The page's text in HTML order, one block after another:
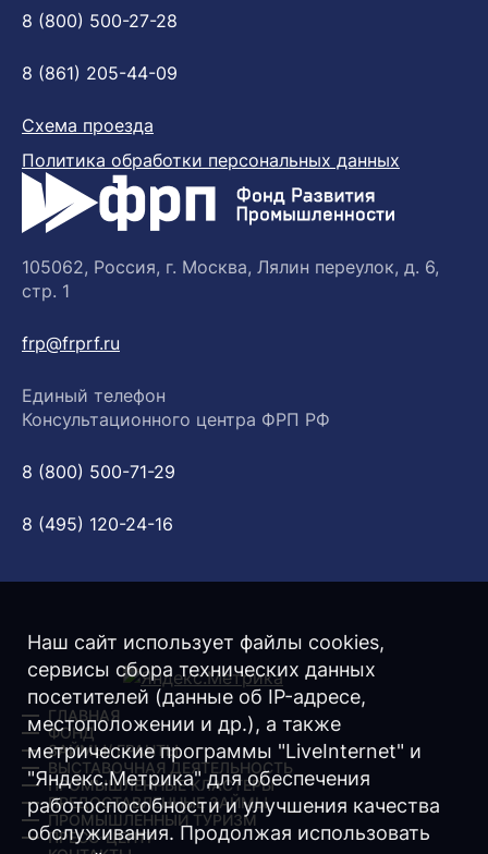
8 (800) 500-27-28
8 (861) 205-44-09
Схема проезда
Политика обработки персональных данных
105062, Россия, г. Москва, Лялин переулок, д. 6,
стр. 1
frp@frprf.ru
Единый телефон
Консультационного центра ФРП РФ
8 (800) 500-71-29
8 (495) 120-24-16
ГЛАВНАЯ
ФОНД
ЗАЙМЫ/ ГРАНТЫ
ВЫСТАВОЧНАЯ ДЕЯТЕЛЬНОСТЬ
ПРОМЫШЛЕННЫЕ КЛАСТЕРЫ
ПРЕДОСТАВЛЕННЫЕ ЗАЙМЫ
ПРОМЫШЛЕННЫЙ ТУРИЗМ
ПРЕСС-ЦЕНТР
Наш сайт использует файлы cookies,
сервисы сбора технических данных
посетителей (данные об IP-адресе,
местоположении и др.), а также
метрические программы "LiveInternet" и
"Яндекс.Метрика" для обеспечения
работоспособности и улучшения качества
обслуживания. Продолжая использовать